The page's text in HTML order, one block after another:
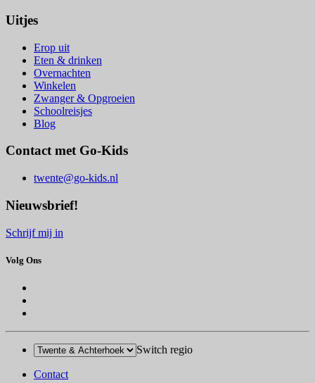
Uitjes
Erop uit
Eten & drinken
Overnachten
Winkelen
Zwanger & Opgroeien
Schoolreisjes
Blog
Contact met Go-Kids
twente@go-kids.nl
Nieuwsbrief!
Schrijf mij in
Volg Ons
Switch regio
Contact